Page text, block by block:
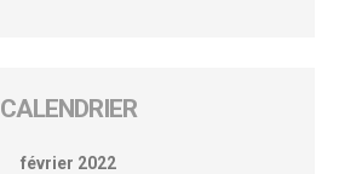
CALENDRIER
février 2022